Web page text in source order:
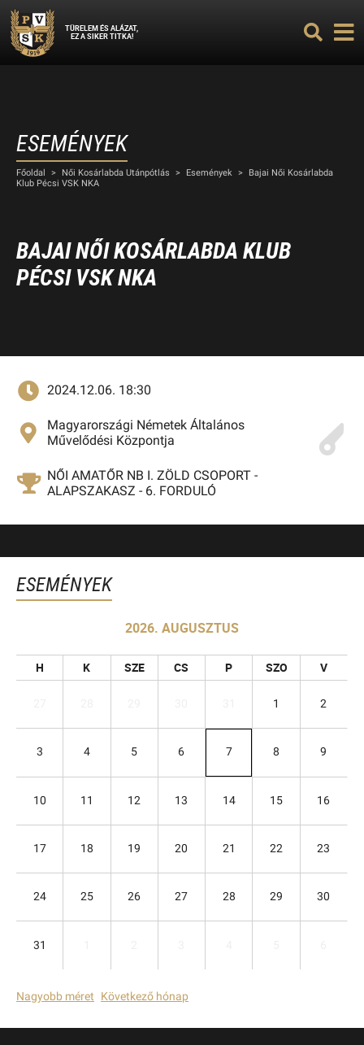
TÜRELEM ÉS ALÁZAT,
EZ A SIKER TITKA!
ESEMÉNYEK
Főoldal > Női Kosárlabda Utánpótlás > Események >
Bajai Női Kosárlabda
Klub Pécsi VSK NKA
BAJAI NŐI KOSÁRLABDA KLUB
PÉCSI VSK NKA
2024.12.06. 18:30
Magyarországi Németek Általános
Művelődési Központja
NŐI AMATŐR NB I. ZÖLD CSOPORT -
ALAPSZAKASZ - 6. FORDULÓ
ESEMÉNYEK
2026. AUGUSZTUS
H K SZE CS P SZO V
1 2
3 4 5 6 7 8 9
10 11 12 13 14 15 16
17 18 19 20 21 22 23
24 25 26 27 28 29 30
31
Nagyobb méret Következő hónap